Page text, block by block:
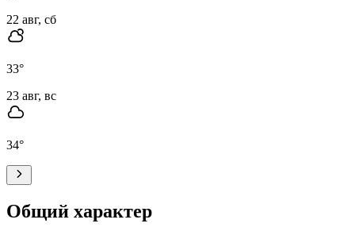
22 авг, сб
33°
23 авг, вс
34°
Общий характер